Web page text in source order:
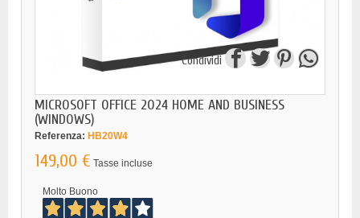
Condividi
MICROSOFT OFFICE 2024 HOME AND BUSINESS
(WINDOWS)
Referenza: HB20W4
149,00 € Tasse incluse
Molto Buono